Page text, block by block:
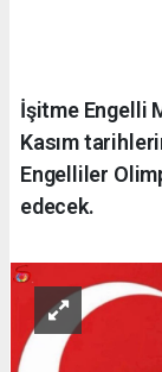
İşitme Engelli
Kasım
Engelliler
edecek.